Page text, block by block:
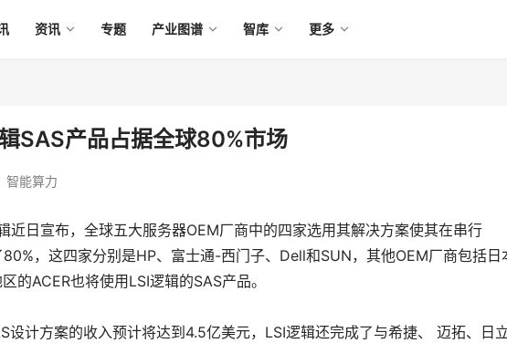
资讯 专题 产业图谱 智库 更多
SAS产品占据全球80%市场
智能算力
近日宣布，全球五大服务器OEM厂商中的四家选用其解决方案使其在串行
，这四家分别是HP、富士通-西门子、Dell和SUN，其他OEM厂商包括日
的ACER也将使用LSI逻辑的SAS产品。
计方案的收入预计将达到4.5亿美元，LSI逻辑还完成了与希捷、 迈拓、日